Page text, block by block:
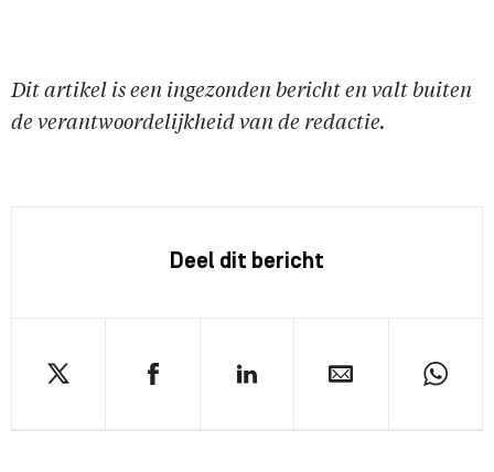
Dit artikel is een ingezonden bericht en valt buiten
de verantwoordelijkheid van de redactie.
Deel dit bericht